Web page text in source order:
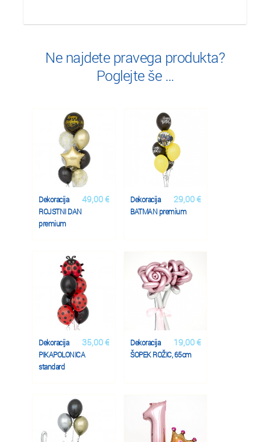
Ne najdete pravega produkta?
Poglejte še …
49,00 €
Dekoracija
ROJSTNI DAN
premium
29,00 €
Dekoracija
BATMAN premium
35,00 €
Dekoracija
PIKAPOLONICA
standard
19,00 €
Dekoracija
ŠOPEK ROŽIC, 65cm